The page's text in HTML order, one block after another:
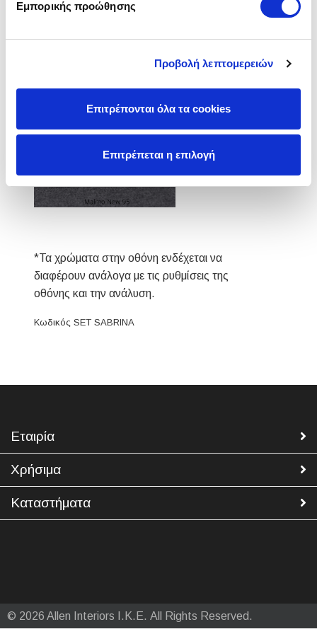
Εμπορικής προώθησης
Προβολή λεπτομερειών
Επιτρέπονται όλα τα cookies
Επιτρέπεται η επιλογή
Υφάσματα
*Τα χρώματα στην οθόνη ενδέχεται να
διαφέρουν ανάλογα με τις ρυθμίσεις της
οθόνης και την ανάλυση.
Κωδικός SET SABRINA
Εταιρία
Χρήσιμα
Καταστήματα
© 2026 Allen Interiors Ι.Κ.Ε. All Rights Reserved.